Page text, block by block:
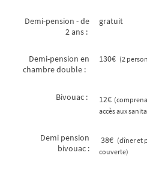
Demi-pension - de
2 ans :
gratuit
Demi-pension en
chambre double :
130€ (2
Bivouac : 12€
accès aux
Demi pension
bivouac :
38€ (dîner et
couverte)